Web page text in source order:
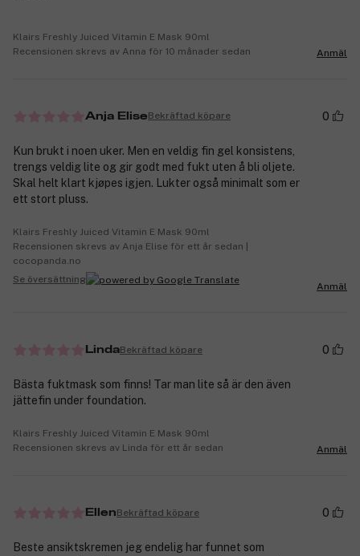
Klairs Freshly Juiced Vitamin E Mask 90ml
Recensionen skrevs av Anna för 10 månader sedan
Anmäl
Anja EliseBekräftad köpare 0
Kun brukt i noen uker. Men en veldig fin gel konsistens,
trengs veldig lite og gir godt med fukt uten å bli oljete.
Skal helt klart kjøpes igjen. Lukter også minimalt som er
ett stort pluss.
Klairs Freshly Juiced Vitamin E Mask 90ml
Recensionen skrevs av Anja Elise för ett år sedan |
cocopanda.no
Se översättning
Anmäl
LindaBekräftad köpare 0
Bästa fuktmask som finns! Tar man lite så är den även
jättefin under foundation.
Klairs Freshly Juiced Vitamin E Mask 90ml
Recensionen skrevs av Linda för ett år sedan
Anmäl
EllenBekräftad köpare 0
Beste ansiktskremen jeg endelig har funnet som